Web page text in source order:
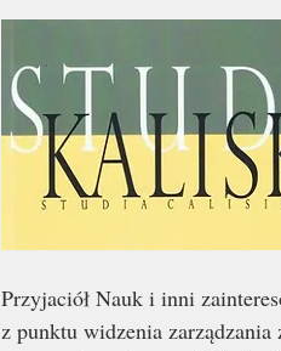
Przyjaciół Nauk i inni
z punktu widzenia